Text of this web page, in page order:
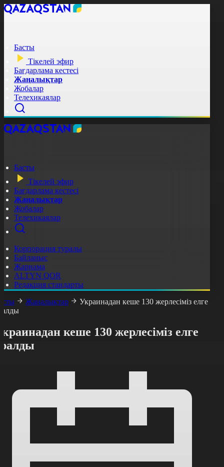
Басты
Тікелей эфир
Бағдарлама кестесі
Жаңалықтар
Жобалар
Телехикаялар
Басты
Тікелей эфир
Бағдарлама кестесі
Жаңалықтар
Жобалар
Телехикаялар
Корпорация туралы
Байланыс
Жарнама
ALTYN QOR
Редакция стандарты
Жаңалықтар
Украинадан кеше 130 жерлесіміз елге
кеше 130 жерлесіміз елге